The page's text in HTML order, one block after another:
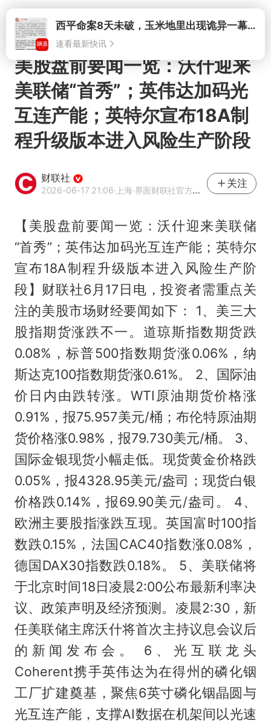
打开西平命案8天未破，玉米地里出现诡异一幕，我突然想起了欧金中
速看最新快讯
美股盘前要闻一览：沃什迎来
美联储“首秀”；英伟达加码光
互连产能；英特尔宣布18A制
程升级版本进入风险生产阶段
财联社
2026-06-17 21:06·上海·界面财联社官方账号
关注
【美股盘前要闻一览：沃什迎来美联储
“首秀”；英伟达加码光互连产能；英特尔
宣布18A制程升级版本进入风险生产阶
段】财联社6月17日电，投资者需重点关
注的美股市场财经要闻如下： 1、美三大
股指期货涨跌不一。道琼斯指数期货跌
0.08%，标普500指数期货涨0.06%，纳
斯达克100指数期货涨0.61%。 2、国际油
价日内由跌转涨。WTI原油期货价格涨
0.91%，报75.957美元/桶；布伦特原油期
货价格涨0.98%，报79.730美元/桶。 3、
国际金银现货小幅走低。现货黄金价格跌
0.05%，报4328.95美元/盎司；现货白银
价格跌0.14%，报69.90美元/盎司。 4、
欧洲主要股指涨跌互现。英国富时100指
数跌0.15%，法国CAC40指数涨0.08%，
德国DAX30指数跌0.18%。 5、美联储将
于北京时间18日凌晨2:00公布最新利率决
议、政策声明及经济预测。凌晨2:30，新
任美联储主席沃什将首次主持议息会议后
的新闻发布会。 6、光互联龙头
Coherent携手英伟达为在得州的磷化铟
工厂扩建奠基，聚焦6英寸磷化铟晶圆与
光互连产能，支撑AI数据在机架间以光速